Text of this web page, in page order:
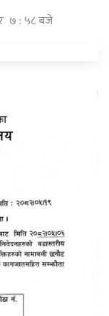
७ : ५८ बजे